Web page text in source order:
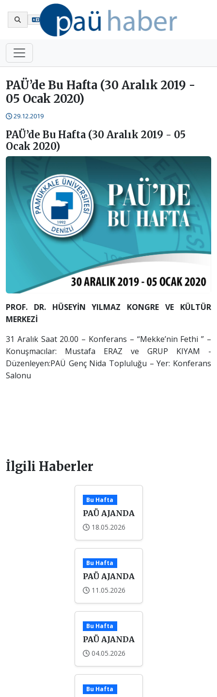
PAÜ’de Bu Hafta (30 Aralık 2019 -
05 Ocak 2020)
29.12.2019
PAÜ’de Bu Hafta (30 Aralık 2019 - 05
Ocak 2020)
PROF. DR. HÜSEYİN YILMAZ KONGRE VE KÜLTÜR
MERKEZİ
31 Aralık Saat 20.00 – Konferans – “Mekke’nin Fethi ” –
Konuşmacılar: Mustafa ERAZ ve GRUP KIYAM -
Düzenleyen:PAÜ Genç Nida Topluluğu – Yer: Konferans
Salonu
İlgili Haberler
Bu Hafta
PAÜ AJANDA
18.05.2026
Bu Hafta
PAÜ AJANDA
11.05.2026
Bu Hafta
PAÜ AJANDA
04.05.2026
Bu Hafta